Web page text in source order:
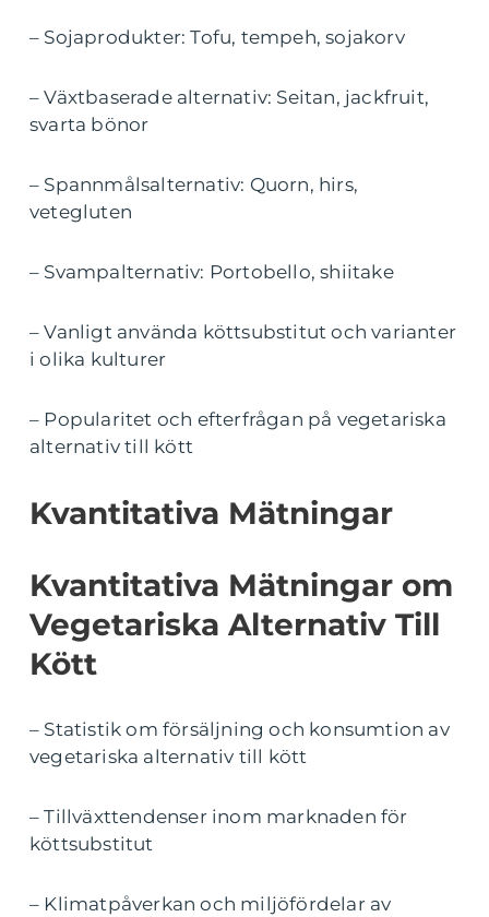
– Sojaprodukter: Tofu, tempeh, sojakorv
– Växtbaserade alternativ: Seitan, jackfruit,
svarta bönor
– Spannmålsalternativ: Quorn, hirs,
vetegluten
– Svampalternativ: Portobello, shiitake
– Vanligt använda köttsubstitut och varianter
i olika kulturer
– Popularitet och efterfrågan på vegetariska
alternativ till kött
Kvantitativa Mätningar
Kvantitativa Mätningar om
Vegetariska Alternativ Till
Kött
– Statistik om försäljning och konsumtion av
vegetariska alternativ till kött
– Tillväxttendenser inom marknaden för
köttsubstitut
– Klimatpåverkan och miljöfördelar av